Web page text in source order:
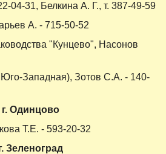
04-31, Белкина А. Г., т. 387-49-59
А. - 715-50-52
"Кунцево", Насонов
Западная), Зотов С.А. - 140-
г. Одинцово
Т.Е. - 593-20-32
Зеленоград